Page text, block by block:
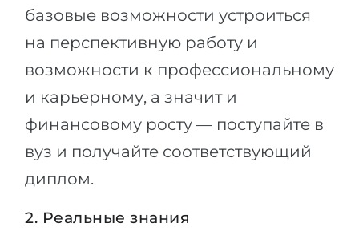
базовые возможности устроиться
на перспективную работу и
возможности к профессиональному
и карьерному, а значит и
финансовому росту — поступайте в
вуз и получайте соответствующий
диплом.
2. Реальные знания